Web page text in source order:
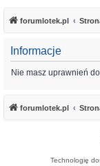
forumlotek.pl
Informacje
Nie masz uprawnień
forumlotek.pl
Technologię